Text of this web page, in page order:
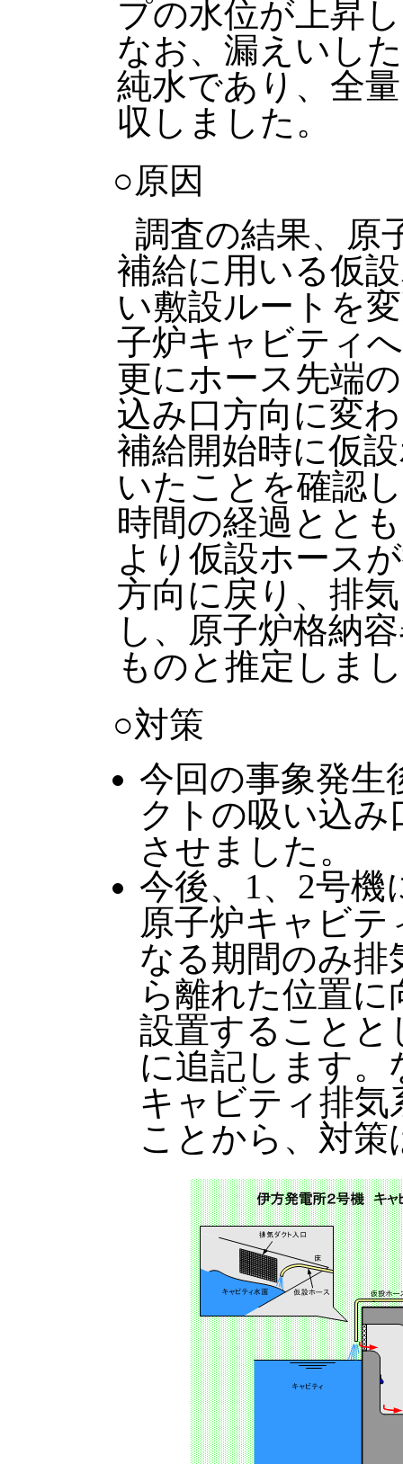
プの水位が上昇
なお、漏えいし
純水であり、全
収しました。
○原因
調査の結果、原
補給に用いる仮
い敷設ルートを
子炉キャビティ
更にホース先端
込み口方向に変
補給開始時に仮
いたことを確認
時間の経過とと
より仮設ホース
方向に戻り、排
し、原子炉格納
ものと推定しま
○対策
今回の事象発生
クトの吸い込
させました。
今後、1、2号
原子炉キャビ
なる期間のみ
ら離れた位置
設置することと
に追記します。
キャビティ排
ことから、対策